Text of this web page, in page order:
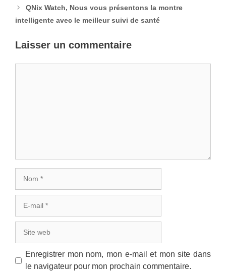
QNix Watch, Nous vous présentons la montre
intelligente avec le meilleur suivi de santé
Laisser un commentaire
mail
web
Enregistrer mon nom, mon e-mail et mon site dans
le navigateur pour mon prochain commentaire.